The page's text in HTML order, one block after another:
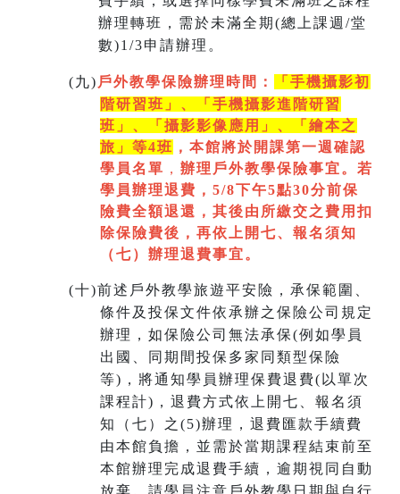
辦理轉班，需於未滿全期(總上課週/堂
數)1/3申請辦理。
(九) 戶外教學保險辦理時間：
「手機攝影初
階研習班」、「手機攝影進階研習
班」、「 攝影影像應用」、「繪本之
旅」等4班 ，本館將於開課第一週 確認
學員名單 ， 辦理戶外教學保險事宜。若
學員辦理退費，5/8下午5點30分前保
險費全額退還，其後由所繳交之費用扣
除保險費後，再依上開七、 報名須知
（七）辦理退費事宜。
(十)前述戶外教學旅遊平安險，承保範圍、
條件及投保文件依承辦之保險公司規定
辦理，如保險公司無法承保(例如學員
出國、同期間投保多家同類型保險
等)，將通知學員辦理保費退費(以單次
課程計)，退費方式依上開七、報名須
知（七）之(5)辦理，退費匯款手續費
由本館負擔，並需於當期課程結束前至
本館辦理完成退費手續， 逾期視同自動
放棄 。請學員注意戶外教學日期與自行